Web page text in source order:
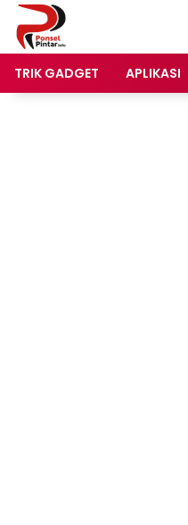
Langsung
konten
TRIK GADGET
APLIKASI